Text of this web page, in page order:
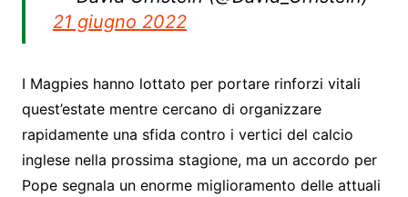
21 giugno 2022
I Magpies hanno lottato per portare rinforzi vitali
quest’estate mentre cercano di organizzare
rapidamente una sfida contro i vertici del calcio
inglese nella prossima stagione, ma un accordo per
Pope segnala un enorme miglioramento delle attuali